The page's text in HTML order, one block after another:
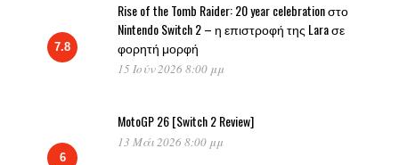
7.8
Rise of the Tomb Raider: 20 year celebration στο
Nintendo Switch 2 – η επιστροφή της Lara σε
φορητή μορφή
15 Ιούν 2026 8:00 μμ
6
MotoGP 26 [Switch 2 Review]
13 Μάι 2026 8:00 μμ